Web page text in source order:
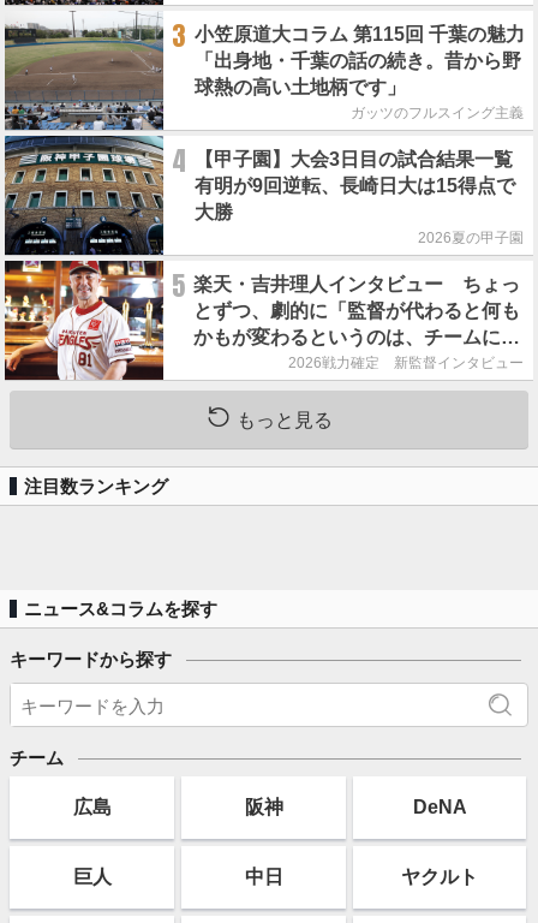
3 小笠原道大コラム 第115回 千葉の魅力
「出身地・千葉の話の続き。昔から野
球熱の高い土地柄です」
ガッツのフルスイング主義
4
【甲子園】大会3日目の試合結果一覧
有明が9回逆転、長崎日大は15得点で
大勝
2026夏の甲子園
5 楽天・吉井理人インタビュー ちょっ
とずつ、劇的に「監督が代わると何も
かもが変わるというのは、チームにと
って良くないことなんです」
2026戦力確定 新監督インタビュー
もっと見る
注目数ランキング
ニュース&コラムを探す
キーワードから探す
チーム
広島 阪神 DeNA
巨人 中日 ヤクルト